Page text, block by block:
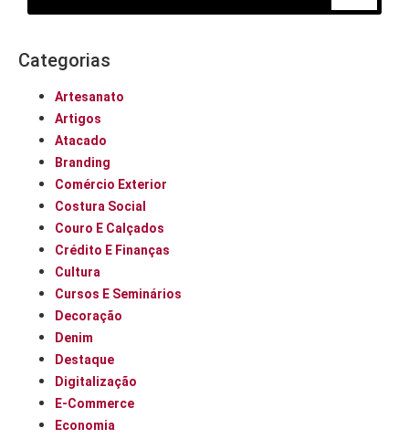
Categorias
Artesanato
Artigos
Atacado
Branding
Comércio Exterior
Costura Social
Couro E Calçados
Crédito E Finanças
Cultura
Cursos E Seminários
Decoração
Denim
Destaque
Digitalização
E-Commerce
Economia